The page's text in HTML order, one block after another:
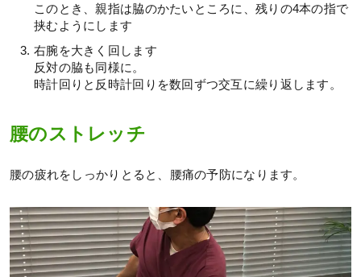
このとき、親指は脇のかたいところに、残りの4本の指で
挟むようにします
右腕を大きく回します
反対の脇も同様に。
時計回りと反時計回りを数回ずつ交互に繰り返します。
腰のストレッチ
腰の疲れをしっかりとると、腰痛の予防になります。